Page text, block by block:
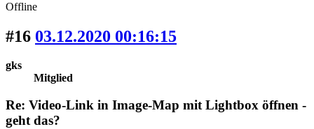
Offline
#16 03.12.2020 00:16:15
gks
Mitglied
Re: Video-Link in Image-Map mit Lightbox öffnen -
geht das?